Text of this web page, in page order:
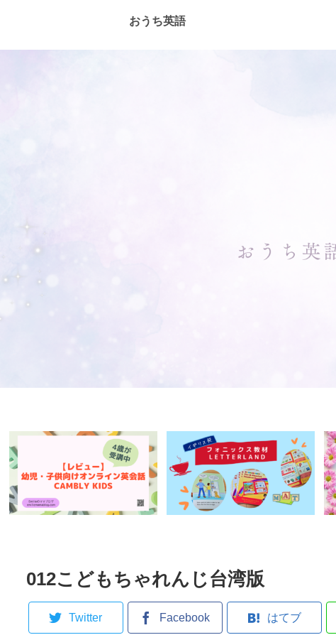
おうち英語
012こどもちゃれんじ台湾版
Twitter Facebook はてブ